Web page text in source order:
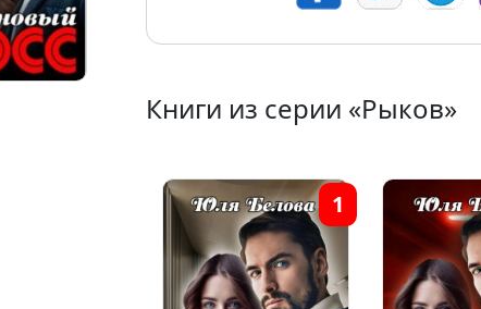
Книги из серии «Рыков»
1